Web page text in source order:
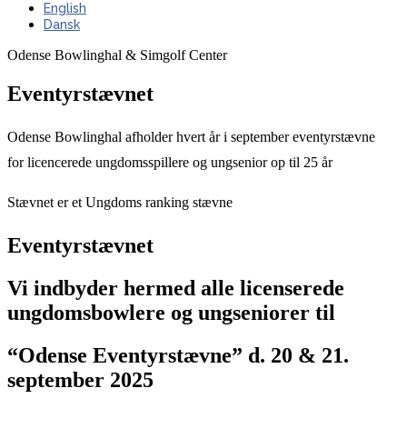
English
Dansk
Odense Bowlinghal & Simgolf Center
Eventyrstævnet
Odense Bowlinghal afholder hvert år i september eventyrstævne
for licencerede ungdomsspillere og ungsenior op til 25 år
Stævnet er et Ungdoms ranking stævne
Eventyrstævnet
Vi indbyder hermed alle licenserede
ungdomsbowlere og ungseniorer til
“Odense Eventyrstævne” d. 20 & 21.
september 2025